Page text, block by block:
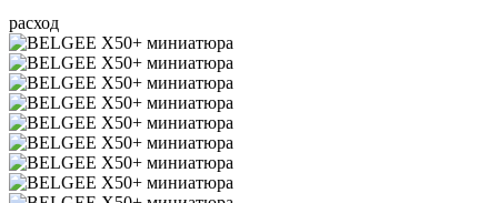
расход